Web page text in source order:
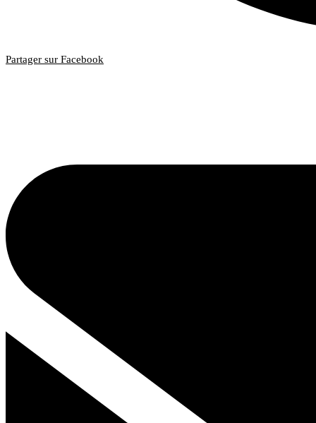
Partager sur Facebook